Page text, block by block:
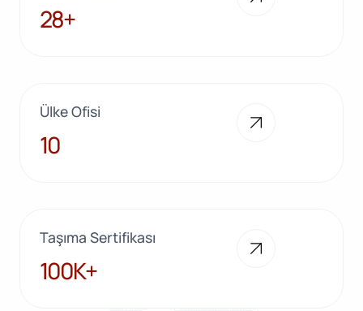
28+
28+
Ülke Ofisi
10
10
Taşıma Sertifikası
100K+
100K+